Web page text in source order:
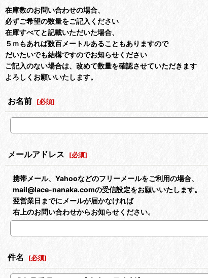
在庫数のお問い合わせの場合、
必ずご希望の数量をご記入ください
在庫すべてと記載いただいた場合、
５ｍもあれば数百メートルあることもありますので
だいたいでも結構ですのでお知らせください
ご記入のない場合は、改めて数量を確認させていただきます
よろしくお願いいたします。
お名前 [必須]
メールアドレス [必須]
携帯メール、Yahooなどのフリーメールをご利用の場合、
mail@lace-nanaka.comの受信設定をお願いいたします。
翌営業日までにメールが届かなければ
右上のお問い合わせからお知らせください。
件名 [必須]